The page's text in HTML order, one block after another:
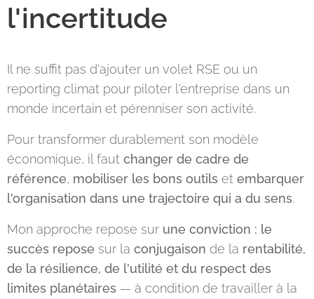
l'incertitude
Il ne suffit pas d'ajouter un volet RSE ou un
reporting climat pour piloter l'entreprise dans un
monde incertain et pérenniser son activité.
Pour transformer durablement son modèle
économique, il faut changer de cadre de
référence, mobiliser les bons outils et embarquer
l'organisation dans une trajectoire qui a du sens.
Mon approche repose sur une conviction : le
succès repose sur la conjugaison de la rentabilité,
de la résilience, de l'utilité et du respect des
limites planétaires — à condition de travailler à la